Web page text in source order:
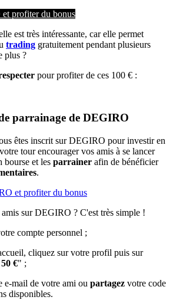
profiter du bonus
est très intéressante, car elle permet
trading gratuitement pendant plusieurs
plus ?
pour profiter de ces 100 € :
parrainage de DEGIRO
êtes inscrit sur DEGIRO pour investir en
tour encourager vos amis à se lancer
bourse et les parrainer afin de bénéficier
.
et profiter du bonus
sur DEGIRO ? C'est très simple !
compte personnel ;
cliquez sur votre profil puis sur
€" ;
e-mail de votre ami ou partagez votre code
disponibles.